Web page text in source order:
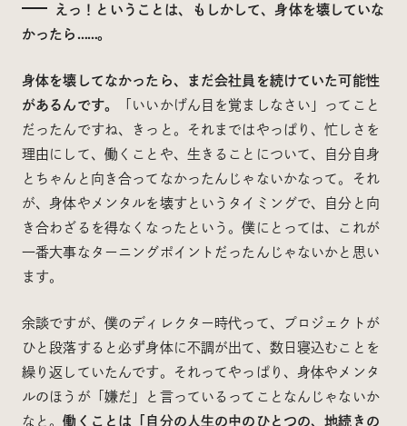
えっ！ということは、もしかして、身体を壊していな
かったら……。
身体を壊してなかったら、まだ会社員を続けていた可能性
があるんです。
「いいかげん目を覚ましなさい」ってこと
だったんですね、きっと。それまではやっぱり、忙しさを
理由にして、働くことや、生きることについて、自分自身
とちゃんと向き合ってなかったんじゃないかなって。それ
が、身体やメンタルを壊すというタイミングで、自分と向
き合わざるを得なくなったという。僕にとっては、これが
一番大事なターニングポイントだったんじゃないかと思い
ます。
余談ですが、僕のディレクター時代って、プロジェクトが
ひと段落すると必ず身体に不調が出て、数日寝込むことを
繰り返していたんです。それってやっぱり、身体やメンタ
ルのほうが「嫌だ」と言っているってことなんじゃないか
なと。働くことは「自分の人生の中のひとつの、地続きの